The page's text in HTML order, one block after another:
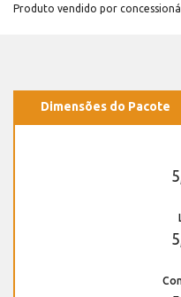
Produto vendido por
Dimensões do Pacote